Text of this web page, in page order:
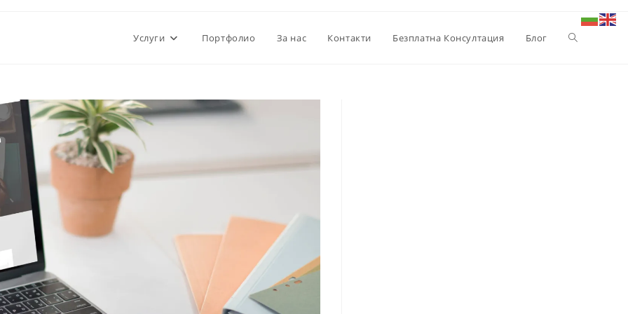
Услуги Портфолио За нас Контакти Безплатна Консултация Блог Toggle